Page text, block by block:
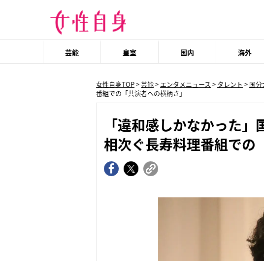
芸能 皇室 国内 海外
女性自身TOP>芸能> エンタメニュース > タレント > 国分
番組での「共演者への横柄さ」
「違和感しかなかった
相次ぐ長寿料理番組での